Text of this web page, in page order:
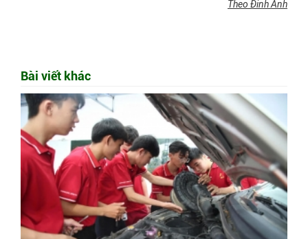
Theo Đinh Anh
Bài viết khác